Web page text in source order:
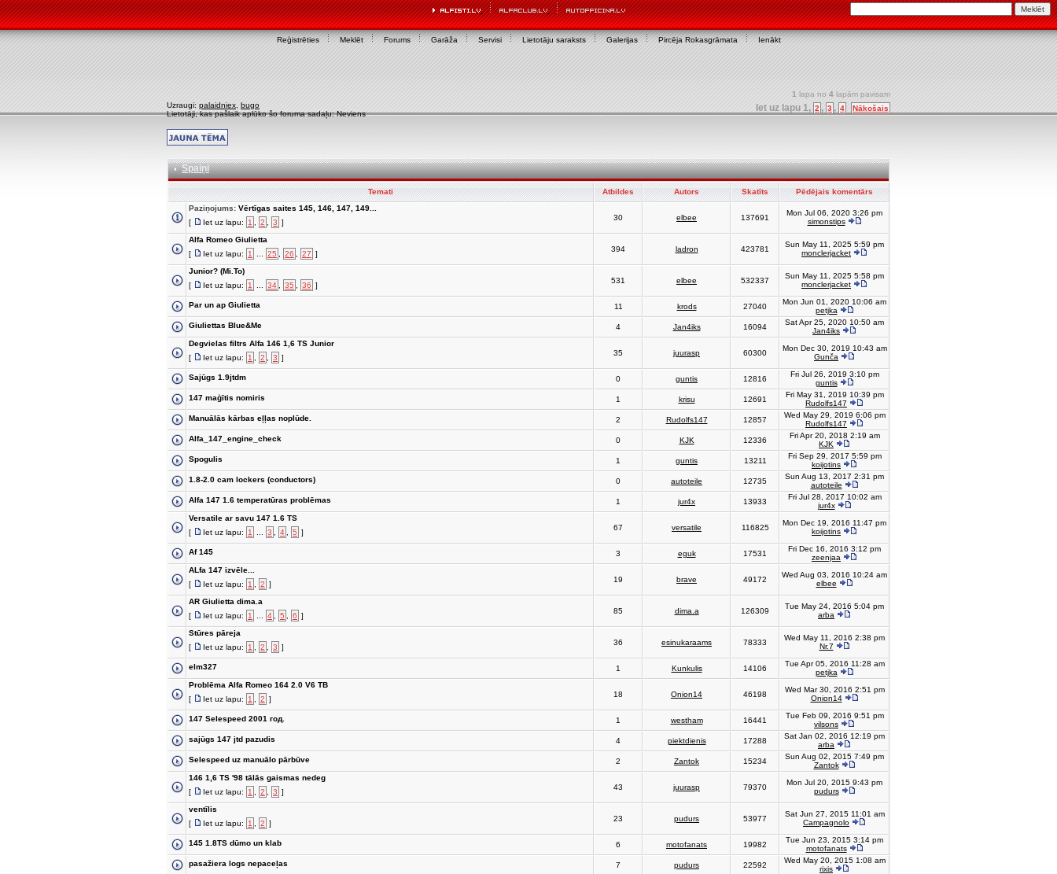
Reģistrēties Meklēt Forums Garāža Servisi Lietotāju saraksts Galerijas Pircēja Rokasgrāmata Ienākt
Uzraugi: palaidniex bugo
Lietotāji, kas pašlaik aplūko šo foruma sadaļu: Neviens
1 lapa no 4 lapām pavisam
Iet uz lapu 1, 2 , 3 , 4 Nākošais
Spaiņi
Temati Atbildes Autors Skatīts
Pēdējais komentārs
Paziņojums: Vērtīgas saites 145, 146, 147, 149...
[
Iet uz lapu: 1 2 3 ]
30 elbee 137691
Mon Jul 06, 2020 3:26 pm
simonstips
Alfa Romeo Giulietta
[
Iet uz lapu: 1 25 26 27 ]
394 ladron 423781
Sun May 11, 2025 5:59 pm
monclerjacket
Junior? (Mi.To)
[
Iet uz lapu: 1 34 35 36 ]
531 elbee 532337
Sun May 11, 2025 5:58 pm
monclerjacket
Par un ap Giulietta 11 krods 27040
Mon Jun 01, 2020 10:06 am
petjka
Giuliettas Blue&Me
4 Jan4iks 16094
Sat Apr 25, 2020 10:50 am
Jan4iks
Degvielas filtrs Alfa 146 1,6 TS Junior
[
Iet uz lapu: 1 2 3 ]
35 juurasp 60300
Mon Dec 30, 2019 10:43 am
Gunča
Sajūgs 1.9jtdm 0 guntis 12816
Fri Jul 26, 2019 3:10 pm
guntis
147 maģītis nomiris
1 krisu 12691
Fri May 31, 2019 10:39 pm
Rudolfs147
Manuālās kārbas eļļas noplūde.
2 Rudolfs147 12857
Wed May 29, 2019 6:06 pm
Rudolfs147
Alfa_147_engine_check
0 KJK 12336
Fri Apr 20, 2018 2:19 am
KJK
Spogulis
1 guntis 13211
Fri Sep 29, 2017 5:59 pm
koijotins
1.8-2.0 cam lockers (conductors)
0 autoteile 12735
Sun Aug 13, 2017 2:31 pm
autoteile
Alfa 147 1.6 temperatūras problēmas
1 jur4x 13933
Fri Jul 28, 2017 10:02 am
jur4x
Versatile ar savu 147 1.6 TS
[
Iet uz lapu: 1 3 4 5 ]
67 versatile 116825
Mon Dec 19, 2016 11:47 pm
koijotins
Af 145 3 eguk 17531
Fri Dec 16, 2016 3:12 pm
zeenjaa
ALfa 147 izvēle...
[
Iet uz lapu: 1 2 ]
19 brave 49172
Wed Aug 03, 2016 10:24 am
elbee
AR Giulietta dima.a
[
Iet uz lapu: 1 4 5 6 ]
85 dima.a 126309
Tue May 24, 2016 5:04 pm
arba
Stūres pāreja
[
Iet uz lapu: 1 2 3 ]
36 esinukaraams 78333
Wed May 11, 2016 2:38 pm
Nr.7
elm327 1 Kunkulis 14106
Tue Apr 05, 2016 11:28 am
petjka
Problēma Alfa Romeo 164 2.0 V6 TB
[
Iet uz lapu: 1 2 ]
18 Onion14 46198
Wed Mar 30, 2016 2:51 pm
Onion14
147 Selespeed 2001 год. 1 westham 16441
Tue Feb 09, 2016 9:51 pm
vilsons
sajūgs 147 jtd pazudis
4 piektdienis 17288
Sat Jan 02, 2016 12:19 pm
arba
Selespeed uz manuālo pārbūve
2 Zantok 15234
Sun Aug 02, 2015 7:49 pm
Zantok
146 1,6 TS '98 tālās gaismas nedeg
[
Iet uz lapu: 1 2 3 ]
43 juurasp 79370
Mon Jul 20, 2015 9:43 pm
pudurs
ventīlis
[
Iet uz lapu: 1 2 ]
23 pudurs 53977
Sat Jun 27, 2015 11:01 am
Campagnolo
145 1.8TS dūmo un klab 6 motofanats 19982
Tue Jun 23, 2015 3:14 pm
motofanats
pasažiera logs nepaceļas
7 pudurs 22592
Wed May 20, 2015 1:08 am
rixis